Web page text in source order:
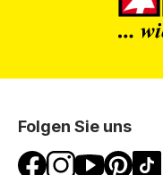
Folgen Sie uns